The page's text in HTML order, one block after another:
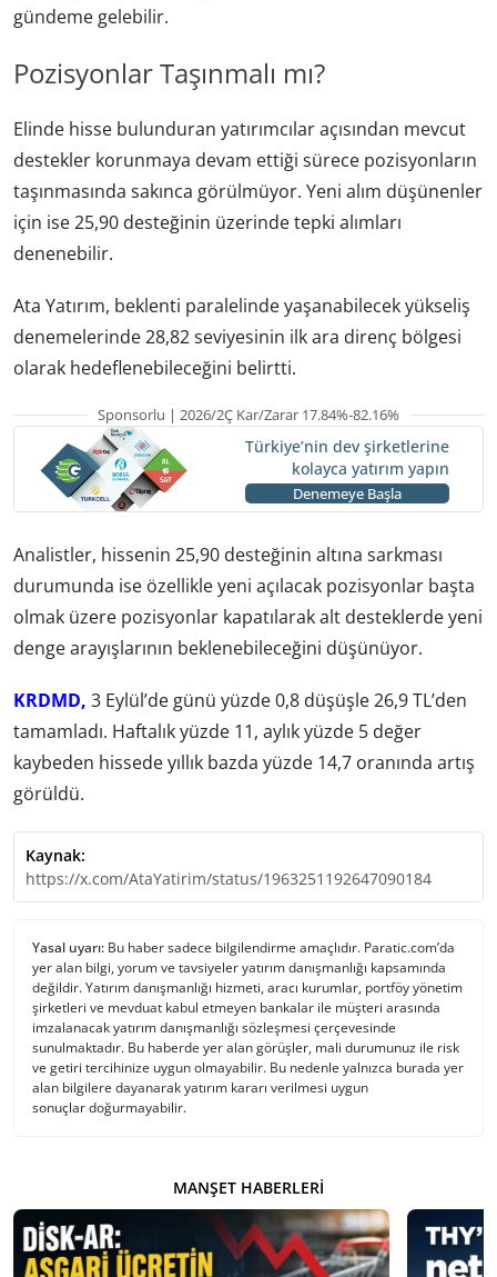
gündeme gelebilir.
Pozisyonlar Taşınmalı mı?
Elinde hisse bulunduran yatırımcılar açısından mevcut
destekler korunmaya devam ettiği sürece pozisyonların
taşınmasında sakınca görülmüyor. Yeni alım düşünenler
için ise 25,90 desteğinin üzerinde tepki alımları
denenebilir.
Ata Yatırım, beklenti paralelinde yaşanabilecek yükseliş
denemelerinde 28,82 seviyesinin ilk ara direnç bölgesi
olarak hedeflenebileceğini belirtti.
Sponsorlu | 2026/2Ç Kar/Zarar 17.84%-82.16%
Türkiye’nin dev şirketlerine
kolayca yatırım yapın
Denemeye Başla
Analistler, hissenin 25,90 desteğinin altına sarkması
durumunda ise özellikle yeni açılacak pozisyonlar başta
olmak üzere pozisyonlar kapatılarak alt desteklerde yeni
denge arayışlarının beklenebileceğini düşünüyor.
KRDMD, 3 Eylül’de günü yüzde 0,8 düşüşle 26,9 TL’den
tamamladı. Haftalık yüzde 11, aylık yüzde 5 değer
kaybeden hissede yıllık bazda yüzde 14,7 oranında artış
görüldü.
Kaynak:
https://x.com/AtaYatirim/status/1963251192647090184
Yasal uyarı: Bu haber sadece bilgilendirme amaçlıdır. Paratic.com’da
yer alan bilgi, yorum ve tavsiyeler yatırım danışmanlığı kapsamında
değildir. Yatırım danışmanlığı hizmeti, aracı kurumlar, portföy yönetim
şirketleri ve mevduat kabul etmeyen bankalar ile müşteri arasında
imzalanacak yatırım danışmanlığı sözleşmesi çerçevesinde
sunulmaktadır. Bu haberde yer alan görüşler, mali durumunuz ile risk
ve getiri tercihinize uygun olmayabilir. Bu nedenle yalnızca burada yer
alan bilgilere dayanarak yatırım kararı verilmesi uygun
sonuçlar doğurmayabilir.
MANŞET HABERLERI